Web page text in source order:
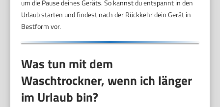
um die Pause deines Geräts. So kannst du entspannt in den
Urlaub starten und findest nach der Rückkehr dein Gerät in
Bestform vor.
Was tun mit dem
Waschtrockner, wenn ich länger
im Urlaub bin?